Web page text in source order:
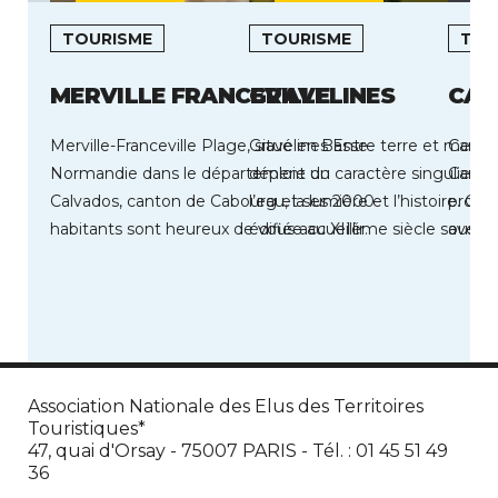
TOURISME
MERVILLE FRANCEVILLE
Merville-Franceville Plage, situé en Basse-
Normandie dans le département du
Calvados, canton de Cabourg et ses 2000
habitants sont heureux de vous accueillir.
TOURISME
GRAVELINES
Gravelines Entre terre et mer,
déploie un caractère singulier,
l’eau, la lumière et l’histoire.
édifiée au XIIème siècle sous
avec
Association Nationale des Elus des Territoires
Touristiques*
47, quai d'Orsay - 75007 PARIS - Tél. : 01 45 51 49
36